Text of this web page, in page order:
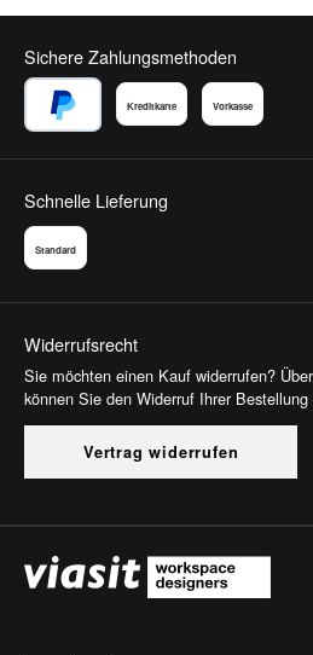
Sichere Zahlungsmethoden
Kreditkarte Vorkasse
Schnelle Lieferung
Standard
Widerrufsrecht
Sie möchten einen Kauf widerrufen?
können Sie den Widerruf Ihrer
Vertrag widerrufen